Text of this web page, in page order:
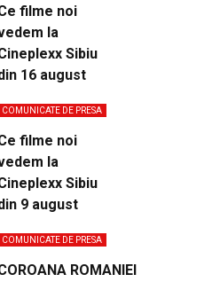
filme noi
la
Sibiu
16 august
COMUNICATE DE PRESA
filme noi
la
Sibiu
9 august
COMUNICATE DE PRESA
ROMANIEI